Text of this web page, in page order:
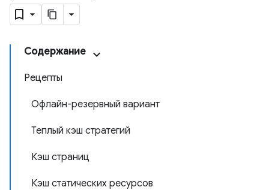
Содержание
Рецепты
Офлайн-резервный вариант
Теплый кэш стратегий
Кэш страниц
Кэш статических ресурсов